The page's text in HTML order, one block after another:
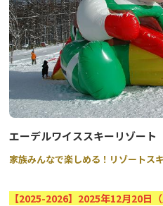
※内容は天候その他の理由により
います。予めご了承くださいませ
エーデルワイススキーリゾート
家族みんなで楽しめる！リゾートス
【2025-2026】2025年12月20日